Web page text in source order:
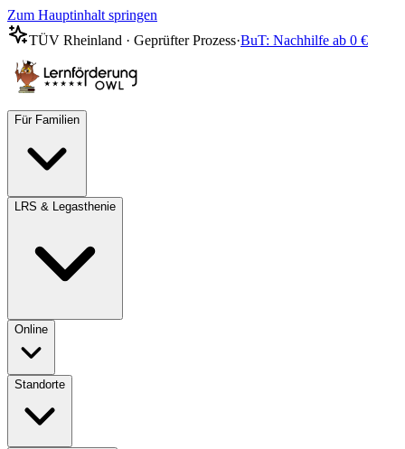
Zum Hauptinhalt springen
TÜV Rheinland · Geprüfter Prozess·BuT: Nachhilfe ab 0 €
Für Familien
LRS & Legasthenie
Online
Standorte